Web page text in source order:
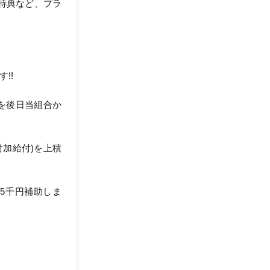
典など、プラ
!!
後日当組合か
加給付)を上積
千円補助しま